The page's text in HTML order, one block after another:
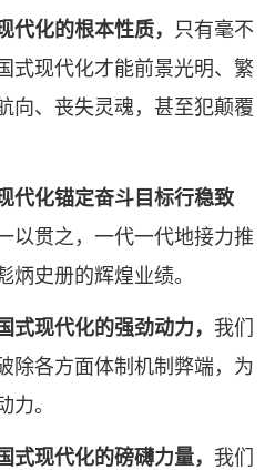
代化的根本性质， 只有毫不
式现代化才能前景光明、繁
向、丧失灵魂，甚至犯颠覆
代化锚定奋斗目标行稳致
以贯之，一代一代地接力推
炳史册的辉煌业绩。
现代化的强劲动力， 我们
除各方面体制机制弊端，为
力。
现代化的磅礴力量， 我们